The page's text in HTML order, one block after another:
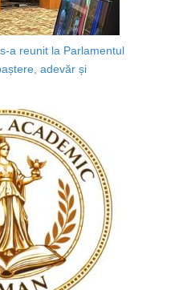
a reunit la Parlamentul
adevăr și